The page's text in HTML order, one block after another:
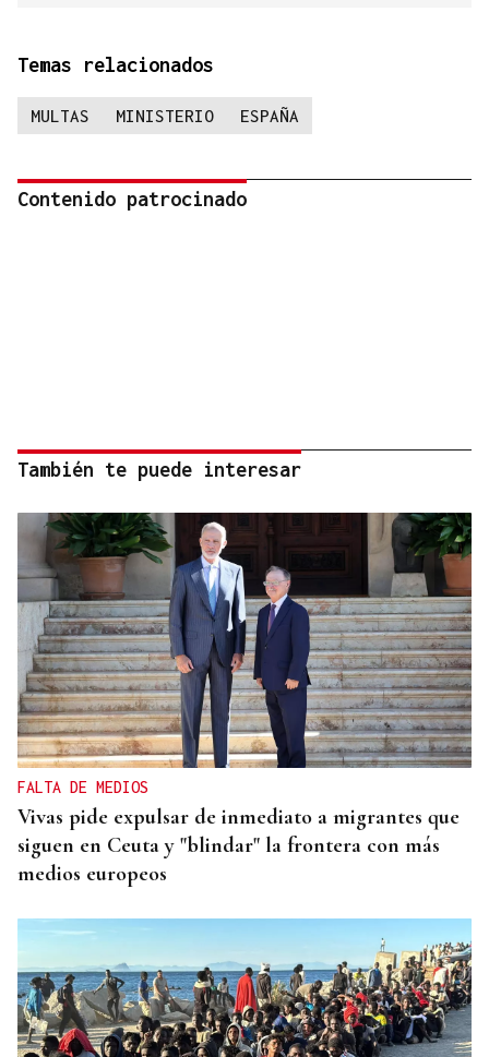
Temas relacionados
MULTAS MINISTERIO ESPAÑA
Contenido patrocinado
También te puede interesar
FALTA DE MEDIOS
Vivas pide expulsar de inmediato a migrantes que
siguen en Ceuta y "blindar" la frontera con más
medios europeos